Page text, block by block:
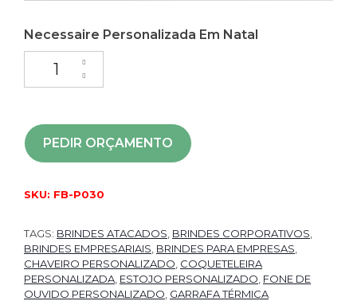
Necessaire Personalizada Em Natal
PEDIR ORÇAMENTO
SKU: FB-P030
TAGS: BRINDES ATACADOS BRINDES CORPORATIVOS
BRINDES EMPRESARIAIS BRINDES PARA EMPRESAS
CHAVEIRO PERSONALIZADO COQUETELEIRA
PERSONALIZADA ESTOJO PERSONALIZADO FONE DE
OUVIDO PERSONALIZADO GARRAFA TÉRMICA